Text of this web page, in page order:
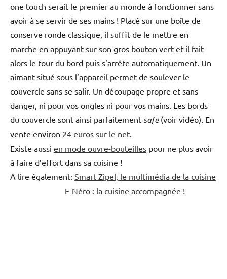
one touch serait le premier au monde à fonctionner sans
avoir à se servir de ses mains ! Placé sur une boîte de
conserve ronde classique, il suffit de le mettre en
marche en appuyant sur son gros bouton vert et il fait
alors le tour du bord puis s’arrête automatiquement. Un
aimant situé sous l’appareil permet de soulever le
couvercle sans se salir. Un découpage propre et sans
danger, ni pour vos ongles ni pour vos mains. Les bords
du couvercle sont ainsi parfaitement safe(voir vidéo). En
vente environ 24 euros sur le net
Existe aussi en mode ouvre-bouteilles pour ne plus avoir
à faire d’effort dans sa cuisine !
A lire également: Smart Zipel, le multimédia de la cuisine
E-Néro : la cuisine accompagnée !